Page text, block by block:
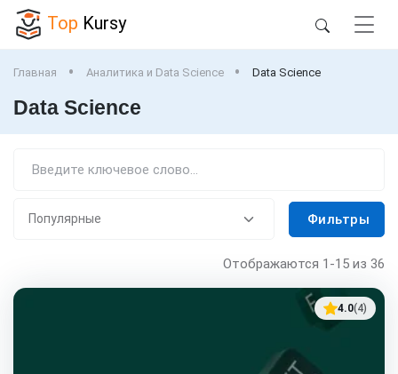
Top Kursy
Главная Аналитика и Data Science Data Science
Data Science
Фильтры
Отображаются 1-15 из 36
4.0(4)